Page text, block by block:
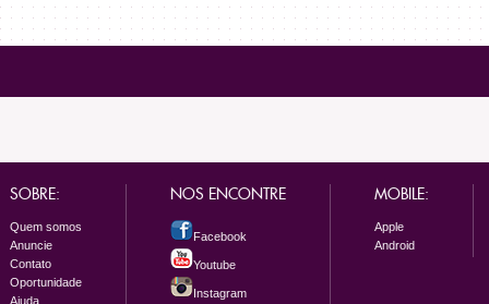
SOBRE:
Quem somos
Anuncie
Contato
Oportunidade
Ajuda
NOS ENCONTRE
Facebook
Youtube
Instagram
MOBILE:
Apple
Android